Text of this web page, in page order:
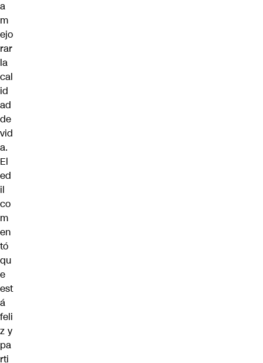
a
m
ejo
rar
la
cal
id
ad
de
vid
a.
El
ed
il
co
m
en
tó
qu
e
est
á
feli
z y
pa
rti